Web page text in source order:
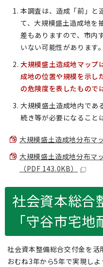
本調査は、造成「前」と
て、大規模盛土造成地を
差もありますので、市内
いない可能性があります。
大規模盛土造成地マップ
成地の位置や規模を示し
の危険度を表したもので
大規模盛土造成地内であ
続き等が必要になること
大規模盛土造成地分布マ
大規模盛土造成地分布マ
（PDF 143.0KB）
社会資本総合
「守谷市宅地
社会資本整備総合交付金を
おむね3年から5年で実現し